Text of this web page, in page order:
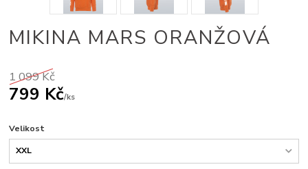
MIKINA MARS ORANŽOVÁ
1 099 Kč
799 Kč/ks
Velikost